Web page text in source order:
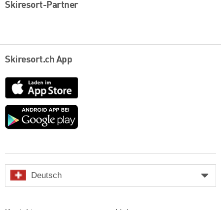
Skiresort-Partner
Skiresort.ch App
App
Store
Google
Deutsch